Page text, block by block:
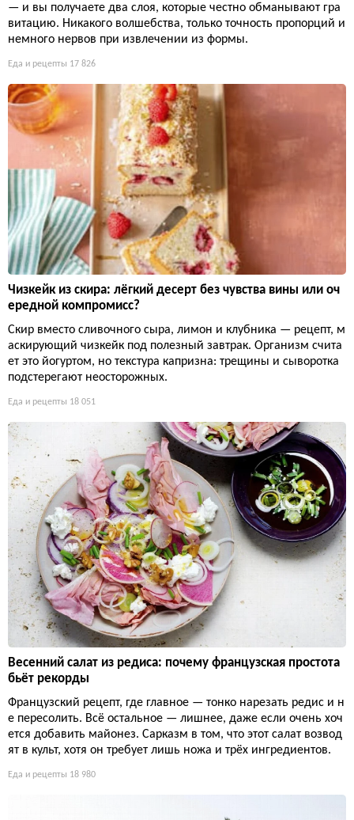
— и вы получаете два слоя, которые честно обманывают гра
витацию. Никакого волшебства, только точность пропорций и
немного нервов при извлечении из формы.
Еда и рецепты 17 826
Чизкейк из скира: лёгкий десерт без чувства вины или оч
ередной компромисс?
Скир вместо сливочного сыра, лимон и клубника — рецепт, м
аскирующий чизкейк под полезный завтрак. Организм счита
ет это йогуртом, но текстура капризна: трещины и сыворотка
подстерегают неосторожных.
Еда и рецепты 18 051
Весенний салат из редиса: почему французская простота
бьёт рекорды
Французский рецепт, где главное — тонко нарезать редис и н
е пересолить. Всё остальное — лишнее, даже если очень хоч
ется добавить майонез. Сарказм в том, что этот салат возвод
ят в культ, хотя он требует лишь ножа и трёх ингредиентов.
Еда и рецепты 18 980